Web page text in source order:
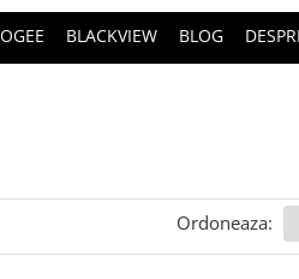
BLACKVIEW BLOG
Ordoneaza: